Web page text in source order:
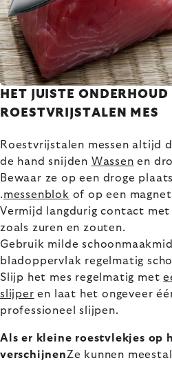
HET JUISTE ONDERHOUD
ROESTVRIJSTALEN MES
Roestvrijstalen messen altijd
de hand snijden Wassen en
Bewaar ze op een droge
.messenblok of op een
Vermijd langdurig contact
zoals zuren en zouten.
Gebruik milde
bladoppervlak regelmatig
Slijp het mes regelmatig met
slijper en laat het ongeveer
professioneel slijpen.
Als er kleine roestvlekjes op
verschijnenZe kunnen